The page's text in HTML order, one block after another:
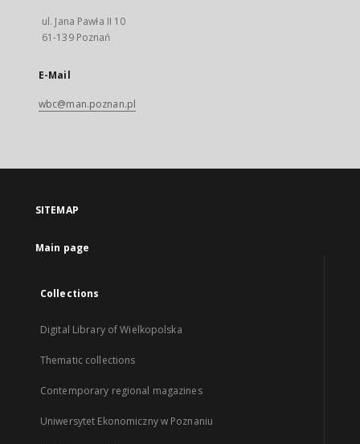
ul. Jana Pawła II 10
61-139 Poznań
E-Mail
wbc@man.poznan.pl
SITEMAP
Main page
Collections
Digital Library of Wielkopolska
Thematic collections
Contemporary regional magazines
Uniwersytet Ekonomiczny w Poznaniu